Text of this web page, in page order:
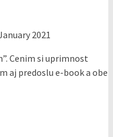
2021
Cenim si uprimnost
aj predoslu e-book a obe